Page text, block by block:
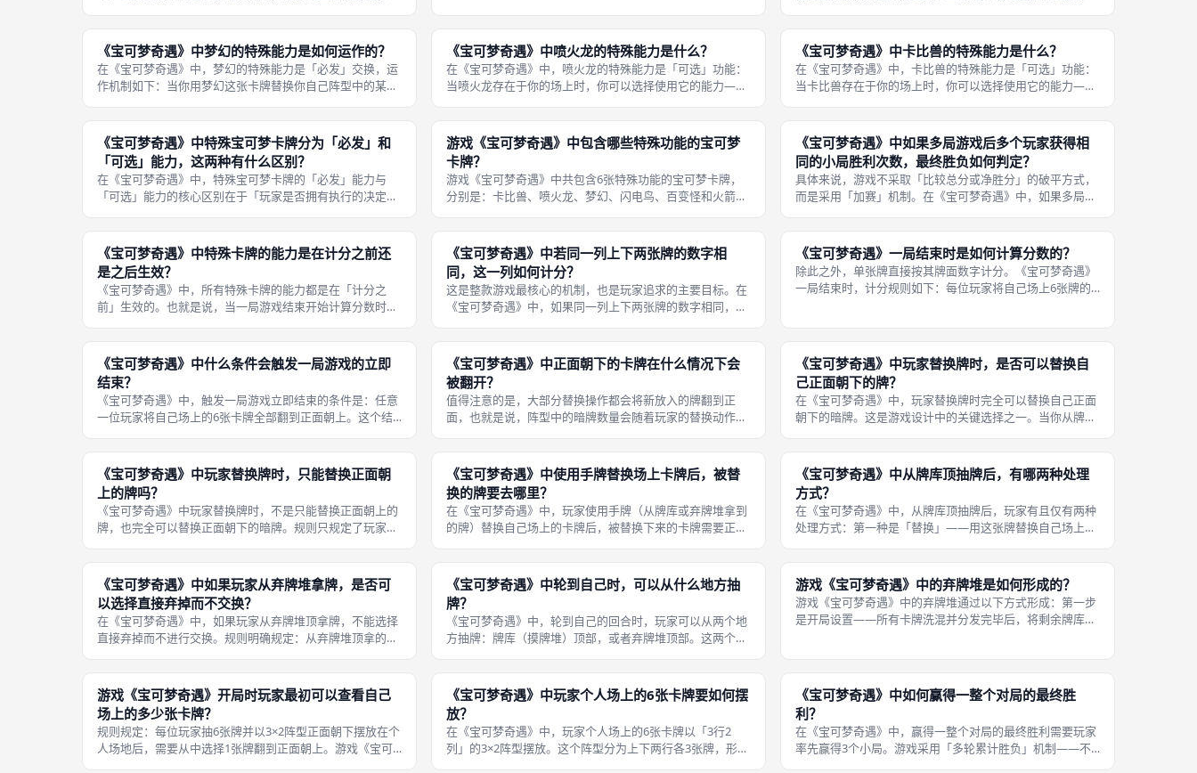
案，另一面是喵喵图案）。第二，如果掷出「皮卡丘」面
（正面），那么你必须选择你自己场上某一
选择。 这个能力使得百变怪成为一
电鸟本身）必须立即拿去替换「下一个玩家」同一个位置的
卡牌。然后，这张牌继续替换下一个
《宝可梦奇遇》中梦幻的特殊能力是如何运作的？
在《宝可梦奇遇》中，梦幻的特殊能力是「必发」交换，运
作机制如下：当你用梦幻这张卡牌替换你自己阵型中的某张
放到另一玩家面前的任意一个位置上（不限位置），同时从
那个玩家手中拿回该位置原先的卡牌
《宝可梦奇遇》中喷火龙的特殊能力是什么？
在《宝可梦奇遇》中，喷火龙的特殊能力是「可选」功能：
当喷火龙存在于你的场上时，你可以选择使用它的能力——
但不改变状态」的能力让你获得了宝贵的信息优势：在后续
回合中，当你决定是否要用新牌
《宝可梦奇遇》中卡比兽的特殊能力是什么？
在《宝可梦奇遇》中，卡比兽的特殊能力是「可选」功能：
当卡比兽存在于你的场上时，你可以选择使用它的能力——
置」，而不是替换或弃牌。 你可以任意挑选自己3×2阵型中
两个不同位置的卡牌，将它们互换
《宝可梦奇遇》中特殊宝可梦卡牌分为「必发」和
「可选」能力，这两种有什么区别？
在《宝可梦奇遇》中，特殊宝可梦卡牌的「必发」能力与
「可选」能力的核心区别在于「玩家是否拥有执行的决定
你用梦幻替换一张牌时，你「必须」将其与另一玩家的一张
牌交换（不限位置），没有拒绝的余地；
游戏《宝可梦奇遇》中包含哪些特殊功能的宝可梦
卡牌？
游戏《宝可梦奇遇》中共包含6张特殊功能的宝可梦卡牌，
分别是：卡比兽、喷火龙、梦幻、闪电鸟、百变怪和火箭
文字阅读，而是通过图标和符号来提示能力类型，这使得游
戏在不同语言版本之间保持了良好的通
《宝可梦奇遇》中如果多局游戏后多个玩家获得相
同的小局胜利次数，最终胜负如何判定？
具体来说，游戏不采取「比较总分或净胜分」的破平方式，
而是采用「加赛」机制。在《宝可梦奇遇》中，如果多局游
（例如都拿到2胜，而目标胜利次数为3），则游戏规则的处
理方式是：继续加赛一局，直至唯一
《宝可梦奇遇》中特殊卡牌的能力是在计分之前还
是之后生效？
《宝可梦奇遇》中，所有特殊卡牌的能力都是在「计分之
前」生效的。也就是说，当一局游戏结束开始计算分数时，
新」——如百变怪复制相邻卡牌的数字、梦幻与对手交换卡
牌、火箭队强制集体弃牌等——然后再
《宝可梦奇遇》中若同一列上下两张牌的数字相
同，这一列如何计分？
这是整款游戏最核心的机制，也是玩家追求的主要目标。在
《宝可梦奇遇》中，如果同一列上下两张牌的数字相同，该
如果你的第一列上方是数字「3」的卡牌，下方也是数字
「3」的卡牌，那么这一列总分为0
《宝可梦奇遇》一局结束时是如何计算分数的？
除此之外，单张牌直接按其牌面数字计分。《宝可梦奇遇》
一局结束时，计分规则如下：每位玩家将自己场上6张牌的
分，不计入总分。 特殊卡牌的能力在
《宝可梦奇遇》中什么条件会触发一局游戏的立即
结束？
《宝可梦奇遇》中，触发一局游戏立即结束的条件是：任意
一位玩家将自己场上的6张卡牌全部翻到正面朝上。这个结
结束，不再等待其他玩家完成回合。 这意味着游戏存在「突
然死亡」的风险：可能在你还没来
《宝可梦奇遇》中正面朝下的卡牌在什么情况下会
被翻开？
值得注意的是，大部分替换操作都会将新放入的牌翻到正
面，也就是说，阵型中的暗牌数量会随着玩家的替换动作逐
遇》中，正面朝下的卡牌（暗牌）在以下情况下会被翻开：
第一，当玩家使用新牌替换自己场上的
《宝可梦奇遇》中玩家替换牌时，是否可以替换自
己正面朝下的牌？
在《宝可梦奇遇》中，玩家替换牌时完全可以替换自己正面
朝下的暗牌。这是游戏设计中的关键选择之一。当你从牌库
位置的卡牌进行替换，无论是明牌还是暗牌。 如果替换的是
暗牌，被替换的暗牌会先被翻到
《宝可梦奇遇》中玩家替换牌时，只能替换正面朝
上的牌吗？
《宝可梦奇遇》中玩家替换牌时，不是只能替换正面朝上的
牌，也完全可以替换正面朝下的暗牌。规则只规定了玩家可
制。 然而，这也意味着你放弃了这张暗牌原先占据的位置，
并且你拿出来的新牌会占据这个位
《宝可梦奇遇》中使用手牌替换场上卡牌后，被替
换的牌要去哪里？
在《宝可梦奇遇》中，玩家使用手牌（从牌库或弃牌堆拿到
的牌）替换自己场上的卡牌后，被替换下来的卡牌需要正面
替换的牌原本是正面朝上还是正面朝下，在放入弃牌堆之前
都必须翻到正面朝上。 其次，被放
《宝可梦奇遇》中从牌库顶抽牌后，有哪两种处理
方式？
在《宝可梦奇遇》中，从牌库顶抽牌后，玩家有且仅有两种
处理方式：第一种是「替换」——用这张牌替换自己场上某
替换，新放入的牌就要翻到正面朝上（如果替换的是暗牌，
被替换的牌也需要先翻到正面再弃掉
《宝可梦奇遇》中如果玩家从弃牌堆拿牌，是否可
以选择直接弃掉而不交换？
在《宝可梦奇遇》中，如果玩家从弃牌堆顶拿牌，不能选择
直接弃掉而不进行交换。规则明确规定：从弃牌堆顶拿的牌
牌堆顶的牌仅仅作为一次「侦查」后就放弃——你必须承受
这次替换的后果，不管这对你的阵型
《宝可梦奇遇》中轮到自己时，可以从什么地方抽
牌？
《宝可梦奇遇》中，轮到自己的回合时，玩家可以从两个地
方抽牌：牌库（摸牌堆）顶部，或者弃牌堆顶部。这两个选
具体来说：如果从牌库顶抽牌，玩家拿到这张牌后有两种选
择——用它替换自己场上的1张牌
游戏《宝可梦奇遇》中的弃牌堆是如何形成的？
游戏《宝可梦奇遇》中的弃牌堆通过以下方式形成：第一步
是开局设置——所有卡牌洗混并分发完毕后，将剩余牌库的
自己场上的一张牌时，被替换掉的牌
游戏《宝可梦奇遇》开局时玩家最初可以查看自己
场上的多少张卡牌？
规则规定：每位玩家抽6张牌并以3×2阵型正面朝下摆放在个
人场地后，需要从中选择1张牌翻到正面朝上。游戏《宝可
《宝可梦奇遇》中玩家个人场上的6张卡牌要如何摆
放？
在《宝可梦奇遇》中，玩家个人场上的6张卡牌以「3行2
列」的3×2阵型摆放。这个阵型分为上下两行各3张牌，形成
《宝可梦奇遇》中如何赢得一整个对局的最终胜
利？
在《宝可梦奇遇》中，赢得一整个对局的最终胜利需要玩家
率先赢得3个小局。游戏采用「多轮累计胜负」机制——不